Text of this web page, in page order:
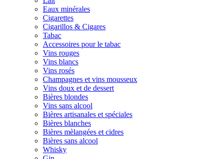
Eaux minérales
Cigarettes
Cigarillos & Cigares
Tabac
Accessoires pour le tabac
Vins rouges
Vins blancs
Vins rosés
Champagnes et vins mousseux
Vins doux et de dessert
Bières blondes
Vins sans alcool
Bières artisanales et spéciales
Bières blanches
Bières mèlangées et cidres
Bières sans alcool
Whisky